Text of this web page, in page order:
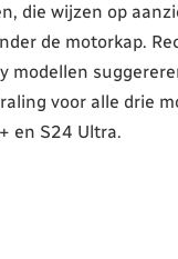
die wijzen op
de motorkap.
modellen
voor alle drie
en S24 Ultra.